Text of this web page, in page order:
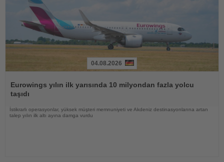
Oku
04.08.2026
Eurowings yılın ilk yarısında 10 milyondan fazla yolcu
taşıdı
İstikrarlı operasyonlar, yüksek müşteri memnuniyeti ve Akdeniz destinasyonlarına artan
talep yılın ilk altı ayına damga vurdu